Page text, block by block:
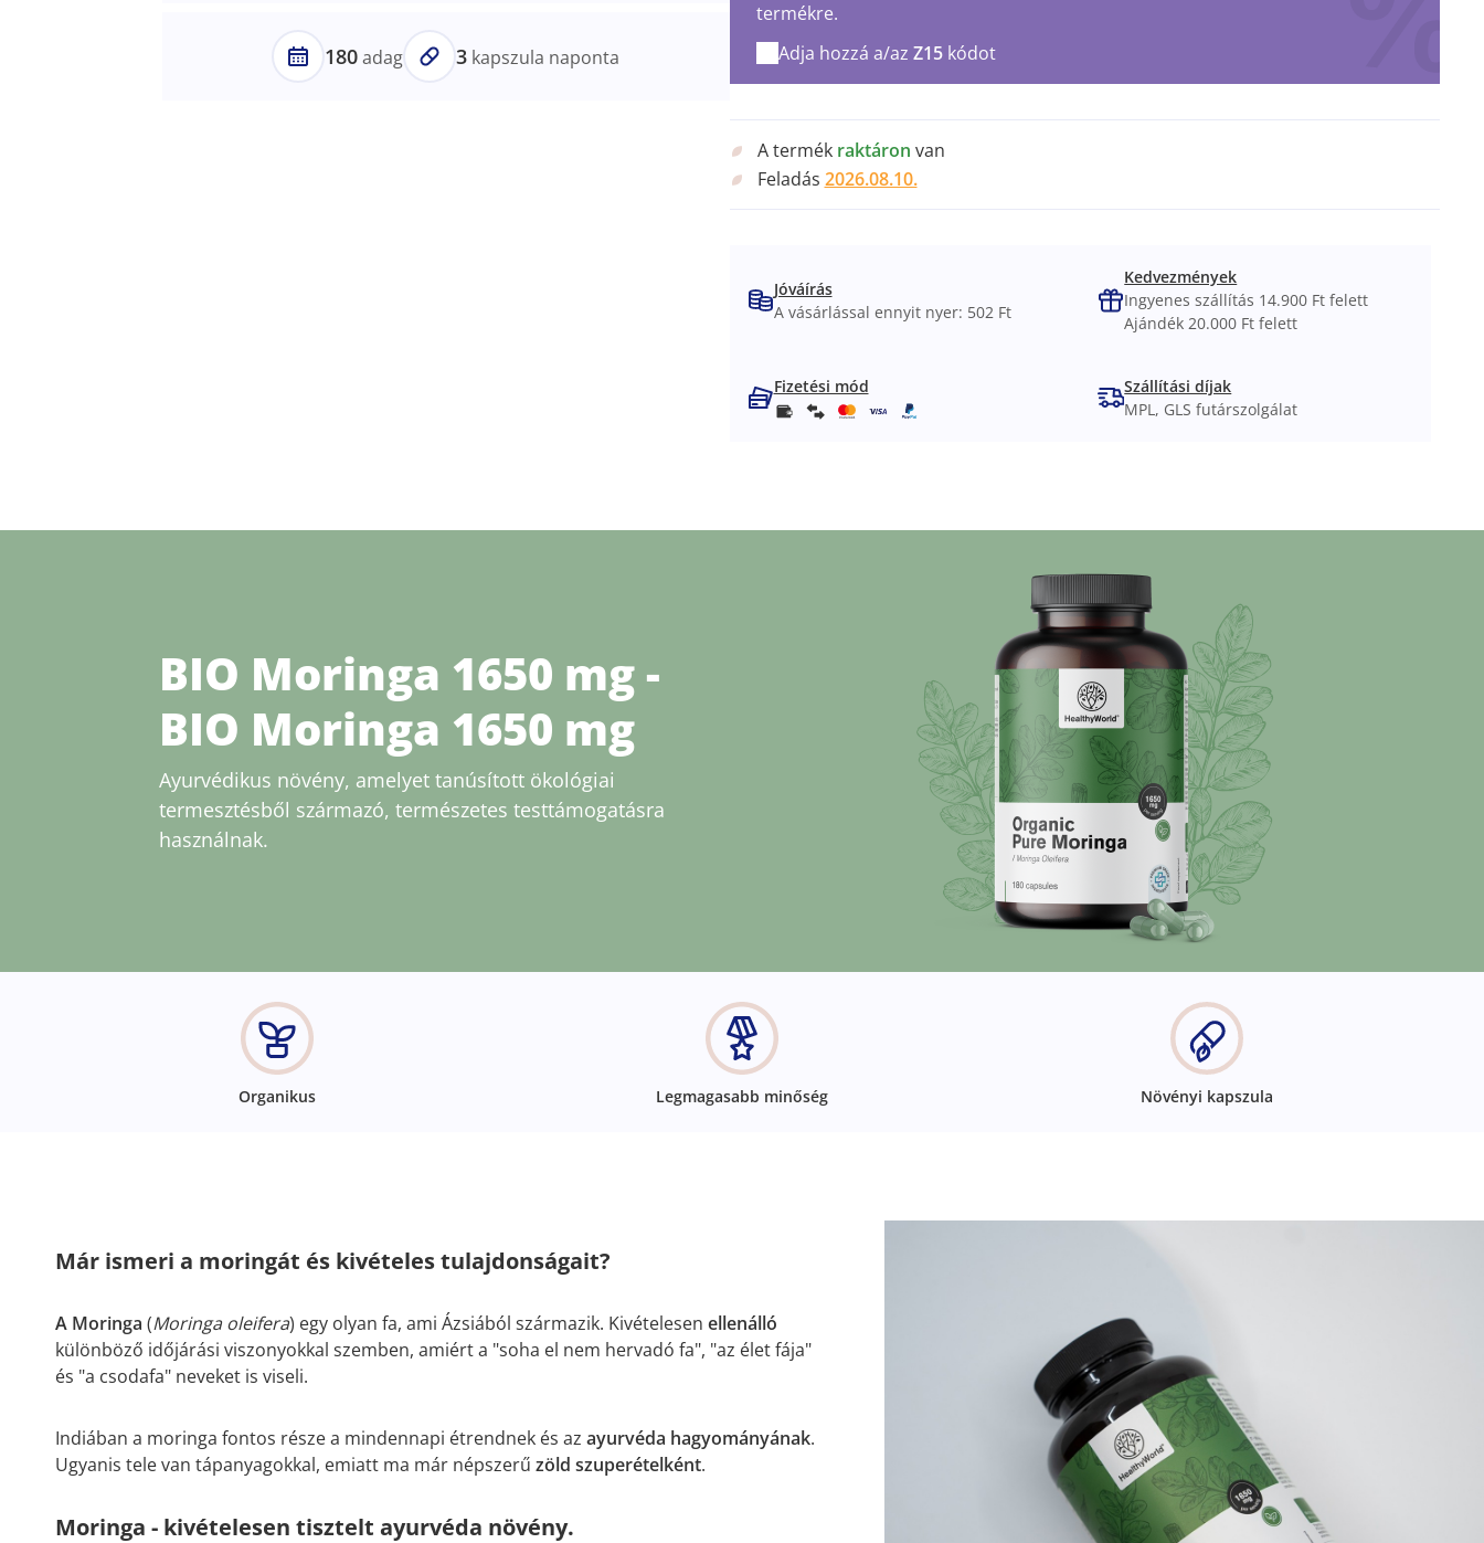
180adag 3 kapszula naponta
termékre.
Adja hozzá a/az Z15kódot
A termék raktáron van
Feladás 2026.08.10.
Jóváírás
A vásárlással ennyit nyer: 502 Ft
Kedvezmények
Ingyenes szállítás 14.900 Ft felett
Ajándék 20.000 Ft felett
Fizetési mód
Szállítási díjak
MPL, GLS futárszolgálat
BIO Moringa 1650 mg -
BIO Moringa 1650 mg
Ayurvédikus növény, amelyet tanúsított ökológiai
termesztésből származó, természetes testtámogatásra
használnak.
Organikus Legmagasabb minőség Növényi kapszula
Már ismeri a moringát és kivételes tulajdonságait?
A Moringa (Moringa oleifera) egy olyan fa, ami Ázsiából származik. Kivételesen ellenálló
különböző időjárási viszonyokkal szemben, amiért a "soha el nem hervadó fa", "az élet fája"
és "a csodafa" neveket is viseli.
Indiában a moringa fontos része a mindennapi étrendnek és az ayurvéda hagyományának.
Ugyanis tele van tápanyagokkal, emiatt ma már népszerű zöld szuperételként.
Moringa - kivételesen tisztelt ayurvéda növény.